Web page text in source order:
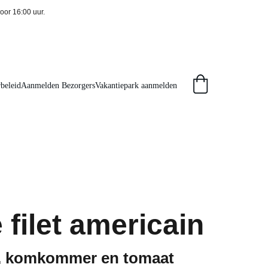
16:00 uur.
Aanmelden BezorgersVakantiepark aanmelden
filet americain
komkommer en tomaat